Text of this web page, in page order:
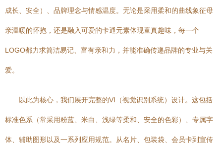
成长、安全）、品牌理念与情感温度。无论是采用柔和的曲线象征母
亲温暖的怀抱，还是融入可爱的卡通元素体现童真趣味，每一个
LOGO都力求简洁易记、富有亲和力，并能准确传递品牌的专业与关
爱。
以此为核心，我们展开完整的VI（视觉识别系统）设计。这包括
标准色系（常采用粉蓝、米白、浅绿等柔和、安全的色彩）、专属字
体、辅助图形以及一系列应用规范。从名片、包装袋、会员卡到宣传